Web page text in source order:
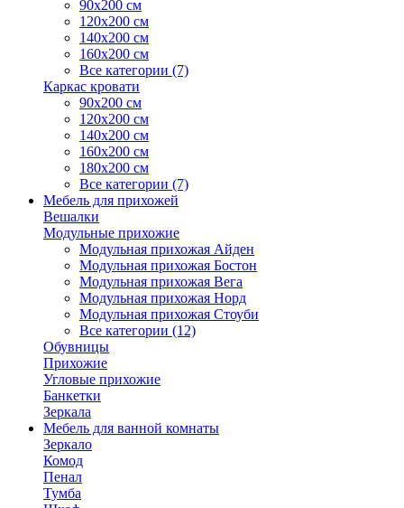
90х200 см
120х200 см
140х200 см
160х200 см
Все категории (7)
Каркас кровати
90х200 см
120х200 см
140х200 см
160х200 см
180х200 см
Все категории (7)
Мебель для прихожей
Вешалки
Модульные прихожие
Модульная прихожая Айден
Модульная прихожая Бостон
Модульная прихожая Вега
Модульная прихожая Норд
Модульная прихожая Стоуби
Все категории (12)
Обувницы
Прихожие
Угловые прихожие
Банкетки
Зеркала
Мебель для ванной комнаты
Зеркало
Комод
Пенал
Тумба